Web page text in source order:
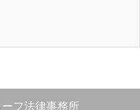
フ法律事務所